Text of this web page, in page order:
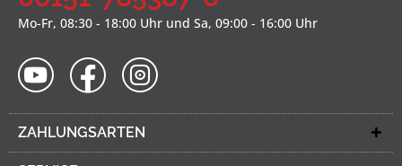
Mo-Fr, 08:30 - 18:00 Uhr und Sa, 09:00 - 16:00 Uhr
ZAHLUNGSARTEN